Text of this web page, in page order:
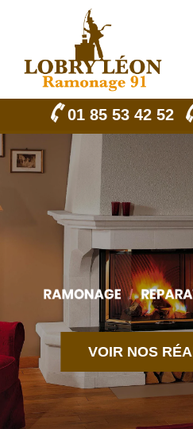
01 85 53 42 52
VOIR NOS